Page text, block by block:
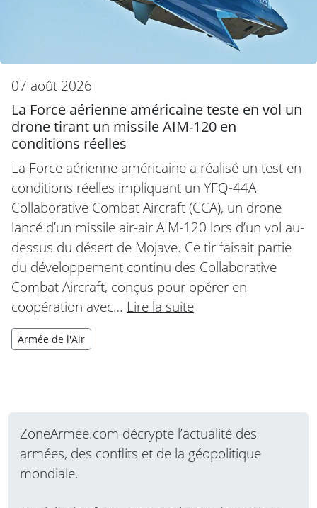
07 août 2026
La Force aérienne américaine teste en vol un
drone tirant un missile AIM-120 en
conditions réelles
La Force aérienne américaine a réalisé un test en
conditions réelles impliquant un YFQ-44A
Collaborative Combat Aircraft (CCA), un drone
lancé d’un missile air-air AIM-120 lors d’un vol au-
dessus du désert de Mojave. Ce tir faisait partie
du développement continu des Collaborative
Combat Aircraft, conçus pour opérer en
coopération avec… Lire la suite
Armée de l'Air
ZoneArmee.com décrypte l’actualité des
armées, des conflits et de la géopolitique
mondiale.